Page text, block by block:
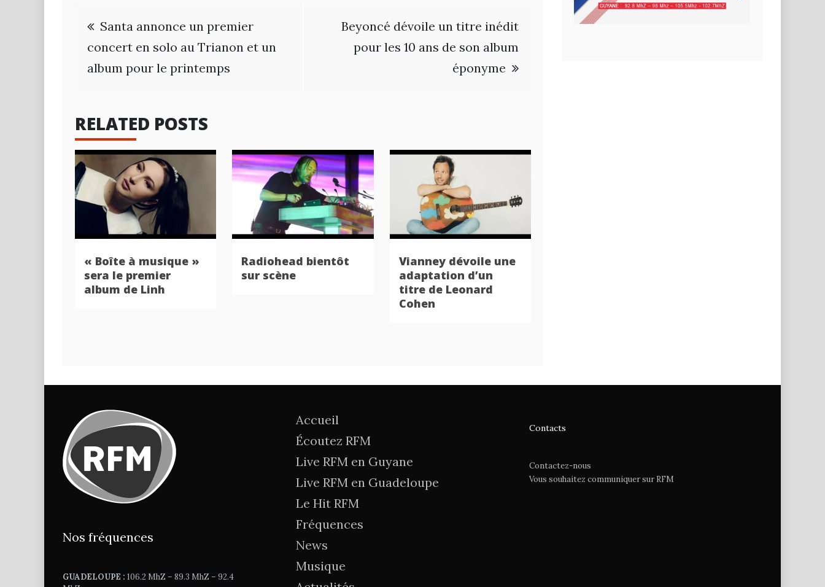
Navigation
de
Santa annonce un premier
concert en solo au Trianon et un
album pour le printemps
Beyoncé dévoile un titre inédit
pour les 10 ans de son album
éponyme
RELATED POSTS
« Boîte à musique »
sera le premier
album de Linh
Radiohead bientôt
sur scène
Vianney dévoile une
adaptation d’un
titre de Leonard
Cohen
Nos fréquences
GUADELOUPE : 106.2 MhZ – 89.3 MhZ – 92.4
Accueil
Écoutez RFM
Live RFM en Guyane
Live RFM en Guadeloupe
Le Hit RFM
Fréquences
News
Musique
Contacts
Contactez-nous
Vous souhaitez communiquer sur RFM